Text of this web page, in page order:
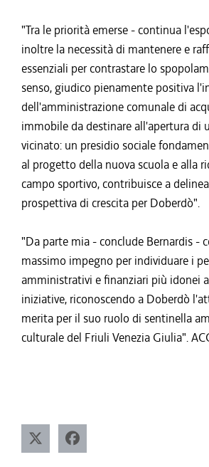
"Tra le priorità emerse - continua
inoltre la necessità di mantenere e
essenziali per contrastare lo
senso, giudico pienamente positiva
dell'amministrazione comunale di
immobile da destinare all'apertura di
vicinato: un presidio sociale
al progetto della nuova scuola e alla
campo sportivo, contribuisce a
prospettiva di crescita per Doberdò".
"Da parte mia - conclude Bernardis -
massimo impegno per individuare i
amministrativi e finanziari più idonei
iniziative, riconoscendo a Doberdò
merita per il suo ruolo di sentinella
culturale del Friuli Venezia Giulia".